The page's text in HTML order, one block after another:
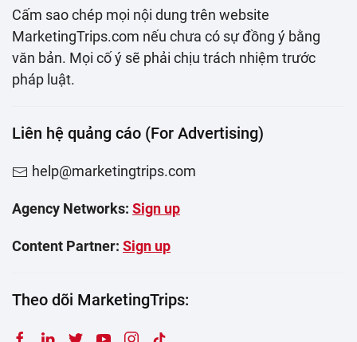
Cấm sao chép mọi nội dung trên website
MarketingTrips.com nếu chưa có sự đồng ý bằng
văn bản. Mọi cố ý sẽ phải chịu trách nhiệm trước
pháp luật.
Liên hệ quảng cáo (For Advertising)
help@marketingtrips.com
Agency Networks: Sign up
Content Partner: Sign up
Theo dõi MarketingTrips: